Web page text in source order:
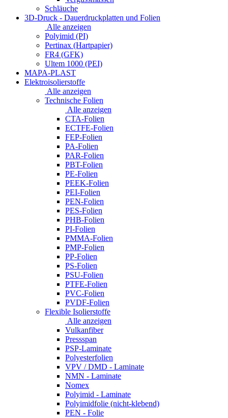
Schläuche
3D-Druck - Dauerdruckplatten und Folien
Alle anzeigen
Polyimid (PI)
Pertinax (Hartpapier)
FR4 (GFK)
Ultem 1000 (PEI)
MAPA-PLAST
Elektroisolierstoffe
Alle anzeigen
Technische Folien
Alle anzeigen
CTA-Folien
ECTFE-Folien
FEP-Folien
PA-Folien
PAR-Folien
PBT-Folien
PE-Folien
PEEK-Folien
PEI-Folien
PEN-Folien
PES-Folien
PHB-Folien
PI-Folien
PMMA-Folien
PMP-Folien
PP-Folien
PS-Folien
PSU-Folien
PTFE-Folien
PVC-Folien
PVDF-Folien
Flexible Isolierstoffe
Alle anzeigen
Vulkanfiber
Pressspan
PSP-Laminate
Polyesterfolien
VPV / DMD - Laminate
NMN - Laminate
Nomex
Polyimid - Laminate
Polyimidfolie (nicht-klebend)
PEN - Folie